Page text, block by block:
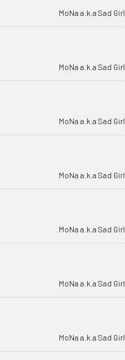
MoNa a.k.a Sad Girl
MoNa a.k.a Sad Girl
MoNa a.k.a Sad Girl
MoNa a.k.a Sad Girl
MoNa a.k.a Sad Girl
MoNa a.k.a Sad Girl
MoNa a.k.a Sad Girl